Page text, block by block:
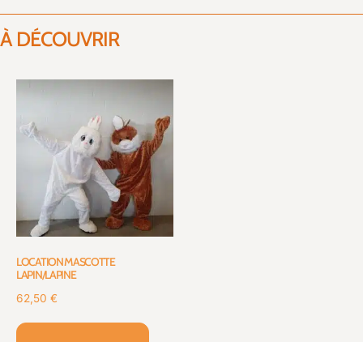
À DÉCOUVRIR
LOCATION MASCOTTE
LAPIN/LAPINE
62,50 €